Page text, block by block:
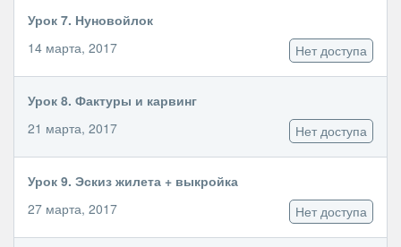
Урок 7. Нуновойлок
14 марта, 2017
Нет доступа
Урок 8. Фактуры и карвинг
21 марта, 2017
Нет доступа
Урок 9. Эскиз жилета + выкройка
27 марта, 2017
Нет доступа